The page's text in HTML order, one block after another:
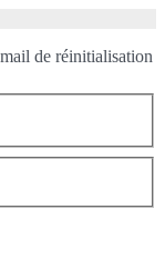
de réinitialisation